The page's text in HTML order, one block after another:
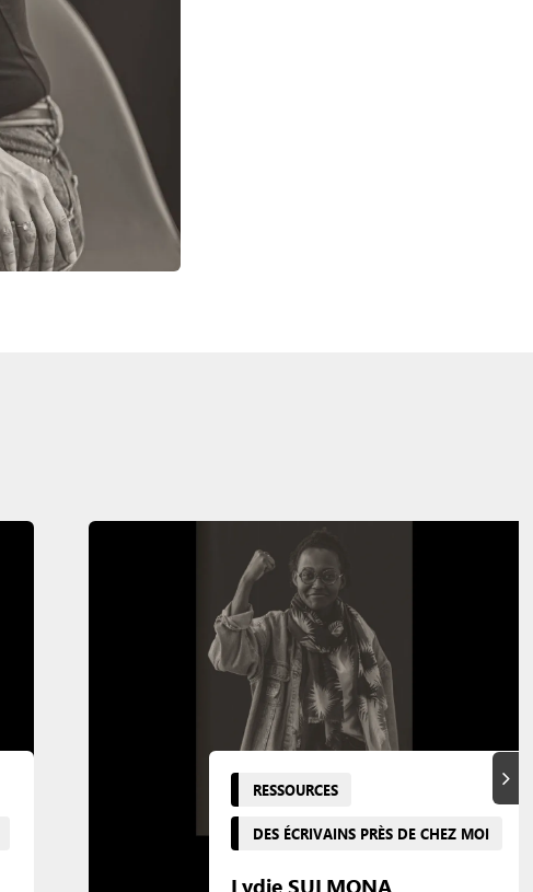
RESSOURCES
DES ÉCRIVAINS PRÈS DE CHEZ MOI
Lydie SULMONA